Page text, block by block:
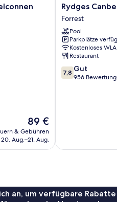
Der
Preis
beträgt
89 €
& Gebühren
20. Aug.–21. Aug.
Rydges
Canberra
Forrest
Rydges
Forrest
Pool
Parkplätze
Kostenloses
Restaurant
7.8
von
7,8 Gut
956
an, um verfügbare